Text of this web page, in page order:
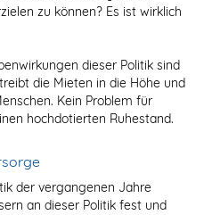
zu können? Es ist wirklich
dieser Politik sind
die Mieten in die Höhe und
Kein Problem für
hochdotierten Ruhestand.
der vergangenen Jahre
an dieser Politik fest und